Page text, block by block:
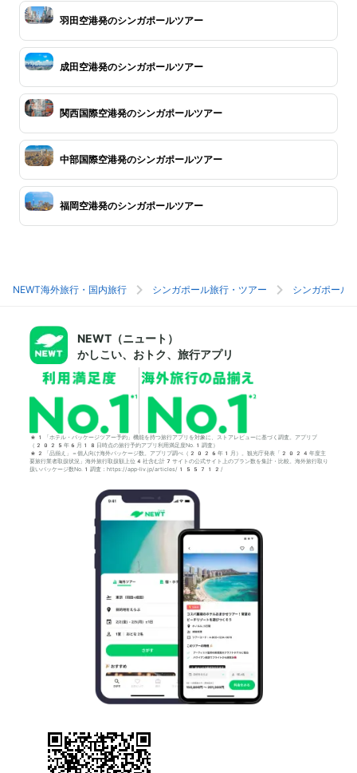
羽田空港発のシンガポールツアー
成田空港発のシンガポールツアー
関西国際空港発のシンガポールツアー
中部国際空港発のシンガポールツアー
福岡空港発のシンガポールツアー
NEWT海外旅行・国内旅行 シンガポール旅行・ツアー シンガポール
NEWT（ニュート）
かしこい、おトク、旅行アプリ
*1「ホテル・パッケージツアー予約」機能を持つ旅行アプリを対象に、ストアレビューに基づく調査。アプリブ
（2025年6月18日時点の旅行予約アプリ利用満足度No.1調査）
*2「品揃え」＝個人向け海外パッケージ数。アプリブ調べ（2026年1月）。観光庁発表「2024年度主
要旅行業者取扱状況」海外旅行取扱額上位4社含む計7サイトの公式サイト上のプラン数を集計・比較。海外旅行取り
扱いパッケージ数No.1調査：https://app-liv.jp/articles/155712/